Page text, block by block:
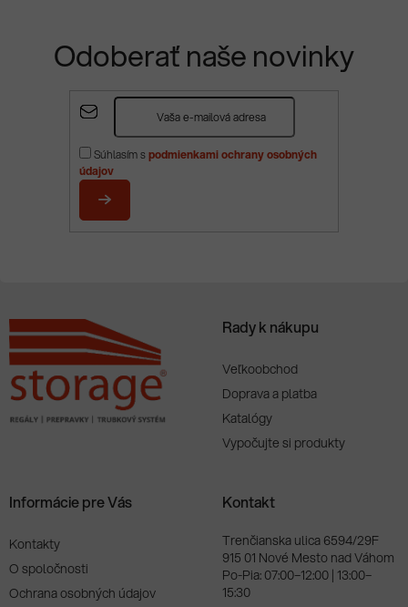
Odoberať naše novinky
Súhlasím spodmienkami ochrany osobných
údajov
PRIHLÁSIŤ
Rady k nákupu
Veľkoobchod
Doprava a platba
Katalógy
Vypočujte si produkty
Informácie pre Vás
Kontakty
O spoločnosti
Ochrana osobných údajov
Kontakt
Trenčianska ulica 6594/29F
915 01 Nové Mesto nad Váhom
Po-Pia: 07:00–12:00 | 13:00–
15:30